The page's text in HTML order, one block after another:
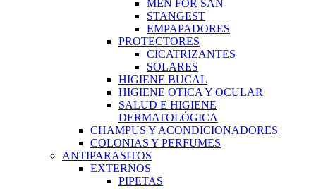
MEN FOR SAN
STANGEST
EMPAPADORES
PROTECTORES
CICATRIZANTES
SOLARES
HIGIENE BUCAL
HIGIENE OTICA Y OCULAR
SALUD E HIGIENE
DERMATOLÓGICA
CHAMPUS Y ACONDICIONADORES
COLONIAS Y PERFUMES
ANTIPARASITOS
EXTERNOS
PIPETAS